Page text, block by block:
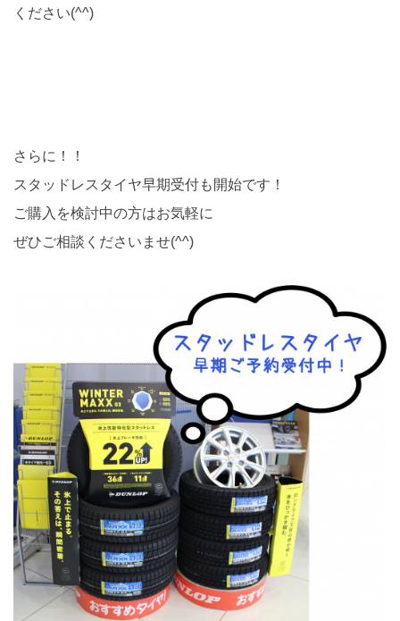
ください(^^)
さらに！！
スタッドレスタイヤ早期受付も開始です！
ご購入を検討中の方はお気軽に
ぜひご相談くださいませ(^^)